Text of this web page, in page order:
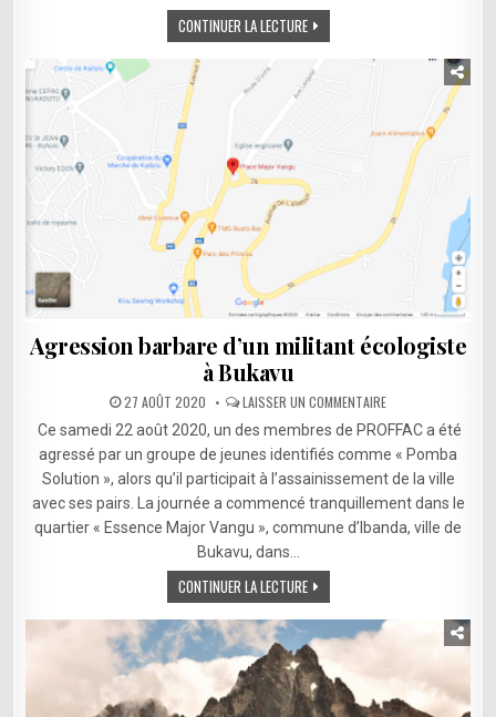
CONTINUER LA LECTURE
Agression barbare d’un militant écologiste
à Bukavu
27 AOÛT 2020 LAISSER UN COMMENTAIRESUR
BARBARE
D’UN
MILITANT
ÉCOLOGISTE
À
BUKAVU
Ce samedi 22 août 2020, un des membres de PROFFAC a été
agressé par un groupe de jeunes identifiés comme « Pomba
Solution », alors qu’il participait à l’assainissement de la ville
avec ses pairs. La journée a commencé tranquillement dans le
quartier « Essence Major Vangu », commune d’Ibanda, ville de
Bukavu, dans…
CONTINUER LA LECTURE